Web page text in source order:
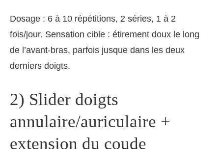
Dosage : 6 à 10 répétitions, 2 séries, 1 à 2
fois/jour. Sensation cible : étirement doux le long
de l’avant‑bras, parfois jusque dans les deux
derniers doigts.
2) Slider doigts
annulaire/auriculaire +
extension du coude